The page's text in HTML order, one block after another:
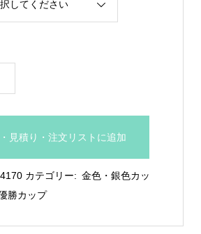
見積り・注文リストに追加
カテゴリー: 金色・銀色カッ
勝カップ